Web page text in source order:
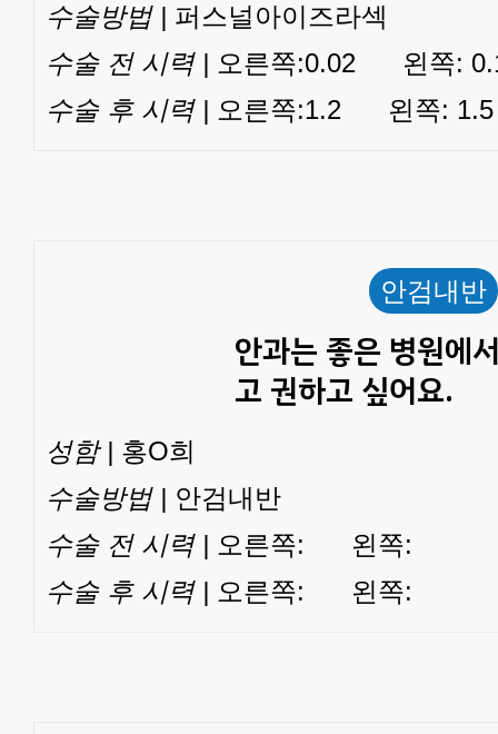
수술방법 | 퍼스널아이즈라섹
수술 전 시력 | 오른쪽:0.02 왼쪽:
수술 후 시력 | 오른쪽:1.2 왼쪽: 1.5
안검내반
안과는 좋은 병원에
고 권하고 싶어요.
성함 | 홍O희
수술방법 | 안검내반
수술 전 시력 | 오른쪽: 왼쪽:
수술 후 시력 | 오른쪽: 왼쪽: